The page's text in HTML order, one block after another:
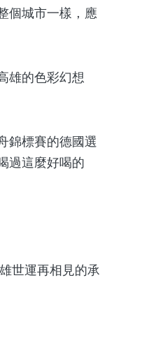
個城市一樣，應
雄的色彩幻想
錦標賽的德國選
過這麼好喝的
世運再相見的承